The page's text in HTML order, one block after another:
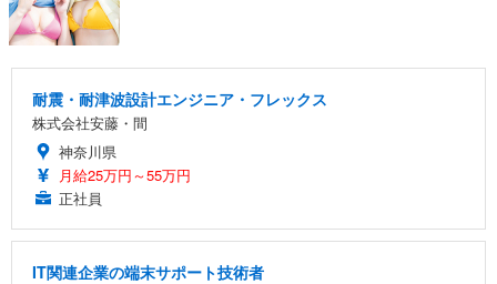
耐震・耐津波設計エンジニア・フレックス
株式会社安藤・間
神奈川県
月給25万円～55万円
正社員
IT関連企業の端末サポート技術者